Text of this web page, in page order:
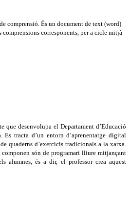
comprensió. És un document de text (word)
comprensions corresponents, per a cicle mitjà
que desenvolupa el Departament d’Educació
Es tracta d’un entorn d’aprenentatge digital
quaderns d’exercicis tradicionals a la xarxa.
són de programari lliure mitjançant
alumnes, és a dir, el professor crea aquest